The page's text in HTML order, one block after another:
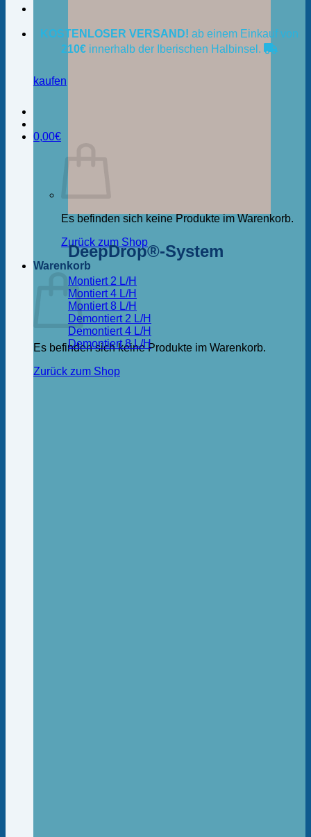
KOSTENLOSER VERSAND! ab einem Einkauf von
210€ innerhalb der Iberischen Halbinsel.
kaufen
0,00€
Es befinden sich keine Produkte im Warenkorb.
Zurück zum Shop
Warenkorb
Es befinden sich keine Produkte im Warenkorb.
Zurück zum Shop
DeepDrop®-System
Montiert 2 L/H
Montiert 4 L/H
Montiert 8 L/H
Demontiert 2 L/H
Demontiert 4 L/H
Demontiert 8 L/H